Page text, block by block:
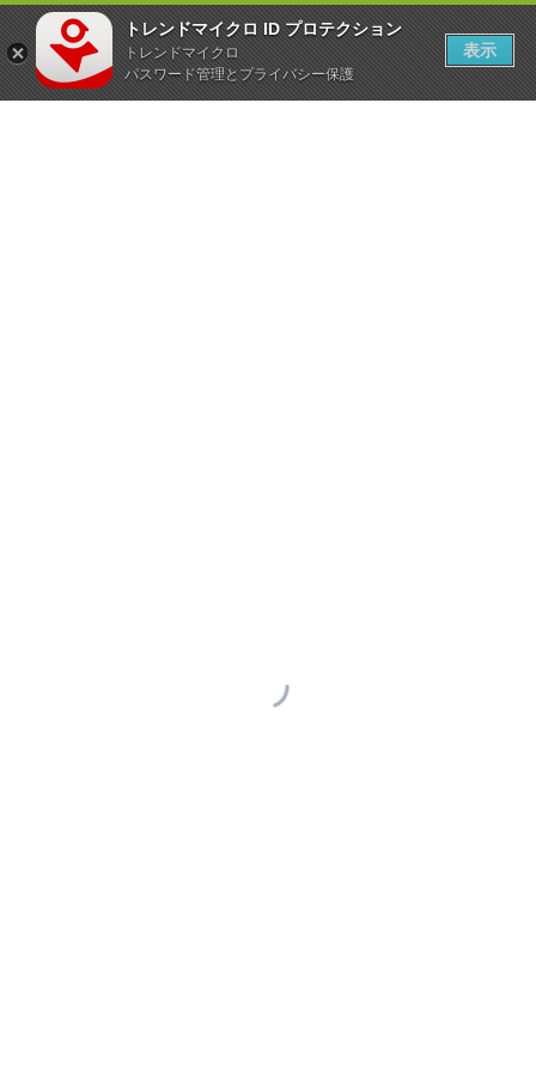
トレンドマイクロ ID プロテクション
トレンドマイクロ
パスワード管理とプライバシー保護
表示